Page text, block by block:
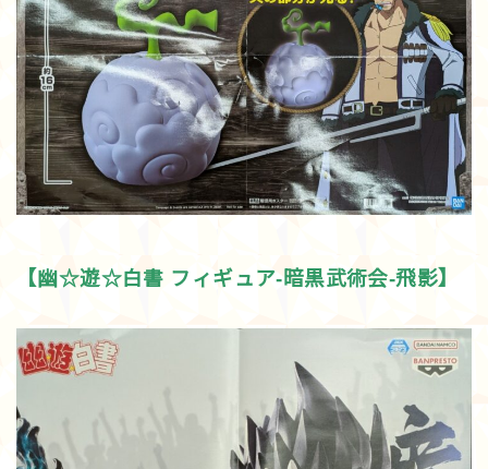
【幽☆遊☆白書 フィギュア-暗黒武術会-飛影】